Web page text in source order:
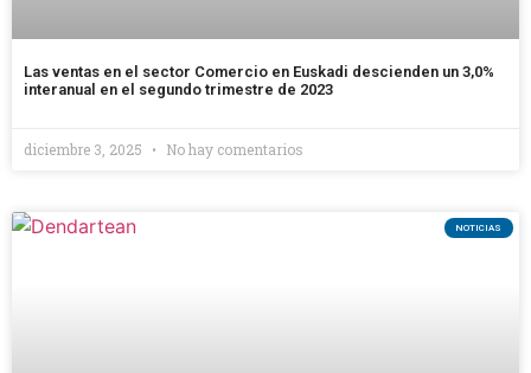
Las ventas en el sector Comercio en Euskadi descienden un 3,0%
interanual en el segundo trimestre de 2023
diciembre 3, 2025 No hay comentarios
NOTICIAS